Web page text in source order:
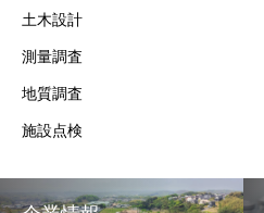
土木設計
測量調査
地質調査
施設点検